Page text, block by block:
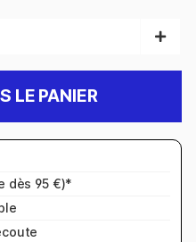
LE PANIER
dès 95 €)*